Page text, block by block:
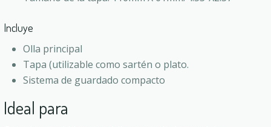
Incluye
Olla principal
Tapa (utilizable como sartén o plato.
Sistema de guardado compacto
Ideal para